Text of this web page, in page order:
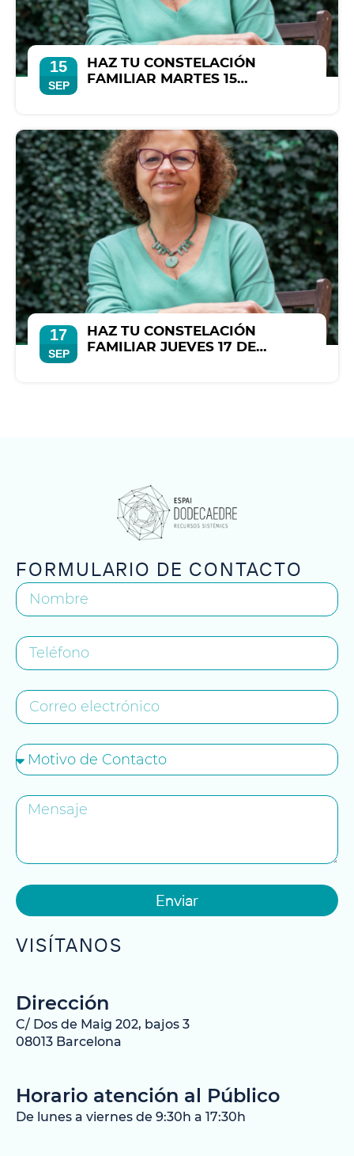
15
SEP
HAZ TU CONSTELACIÓN
FAMILIAR MARTES 15
17
SEP
HAZ TU CONSTELACIÓN
FAMILIAR JUEVES 17 DE
FORMULARIO DE CONTACTO
Enviar
VISÍTANOS
Dirección
C/ Dos de Maig 202, bajos 3
08013 Barcelona
Horario atención al Público
De lunes a viernes de 9:30h a 17:30h